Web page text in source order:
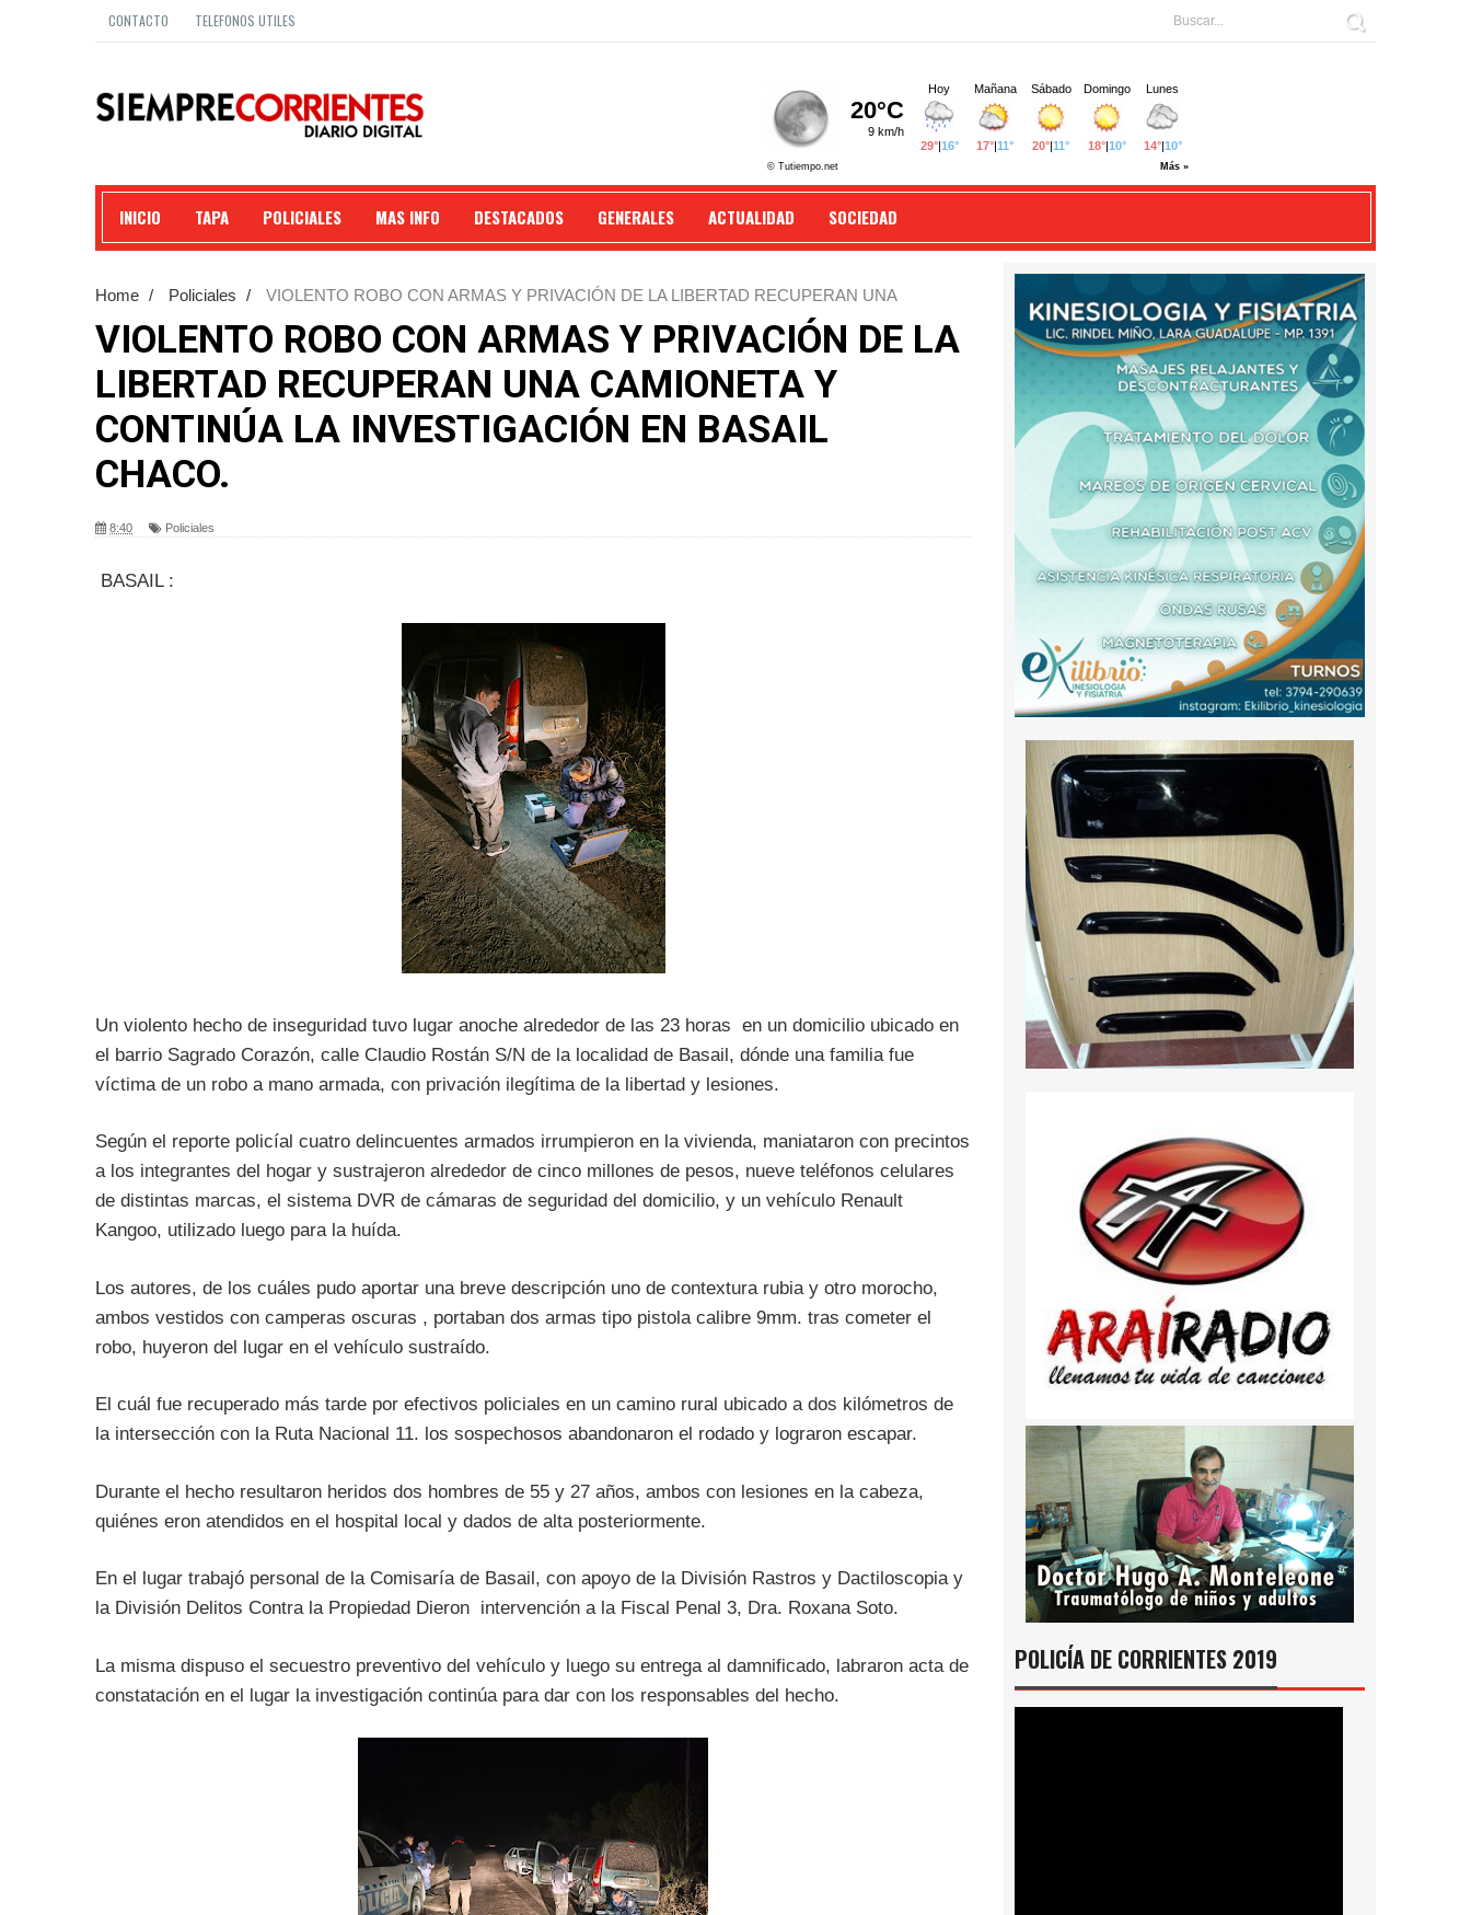
CONTACTO TELEFONOS UTILES
INICIO TAPA POLICIALES MAS INFO DESTACADOS GENERALES ACTUALIDAD SOCIEDAD
Home / Policiales /
VIOLENTO ROBO CON ARMAS Y PRIVACIÓN DE LA LIBERTAD RECUPERAN UNA
VIOLENTO ROBO CON ARMAS Y PRIVACIÓN DE LA
LIBERTAD RECUPERAN UNA CAMIONETA Y
CONTINÚA LA INVESTIGACIÓN EN BASAIL
CHACO.
8:40 Policiales
BASAIL :
Un violento hecho de inseguridad tuvo lugar anoche alrededor de las 23 horas en un domicilio ubicado en
el barrio Sagrado Corazón, calle Claudio Rostán S/N de la localidad de Basail, dónde una familia fue
víctima de un robo a mano armada, con privación ilegítima de la libertad y lesiones.
Según el reporte policíal cuatro delincuentes armados irrumpieron en la vivienda, maniataron con precintos
a los integrantes del hogar y sustrajeron alrededor de cinco millones de pesos, nueve teléfonos celulares
de distintas marcas, el sistema DVR de cámaras de seguridad del domicilio, y un vehículo Renault
Kangoo, utilizado luego para la huída.
Los autores, de los cuáles pudo aportar una breve descripción uno de contextura rubia y otro morocho,
ambos vestidos con camperas oscuras , portaban dos armas tipo pistola calibre 9mm. tras cometer el
robo, huyeron del lugar en el vehículo sustraído.
El cuál fue recuperado más tarde por efectivos policiales en un camino rural ubicado a dos kilómetros de
la intersección con la Ruta Nacional 11. los sospechosos abandonaron el rodado y lograron escapar.
Durante el hecho resultaron heridos dos hombres de 55 y 27 años, ambos con lesiones en la cabeza,
quiénes eron atendidos en el hospital local y dados de alta posteriormente.
En el lugar trabajó personal de la Comisaría de Basail, con apoyo de la División Rastros y Dactiloscopia y
la División Delitos Contra la Propiedad Dieron intervención a la Fiscal Penal 3, Dra. Roxana Soto.
La misma dispuso el secuestro preventivo del vehículo y luego su entrega al damnificado, labraron acta de
constatación en el lugar la investigación continúa para dar con los responsables del hecho.
POLICÍA DE CORRIENTES 2019